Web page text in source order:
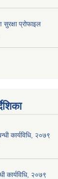
प्रोफाइल
कार्यविधि, २०७९
कार्यविधि, २०७९